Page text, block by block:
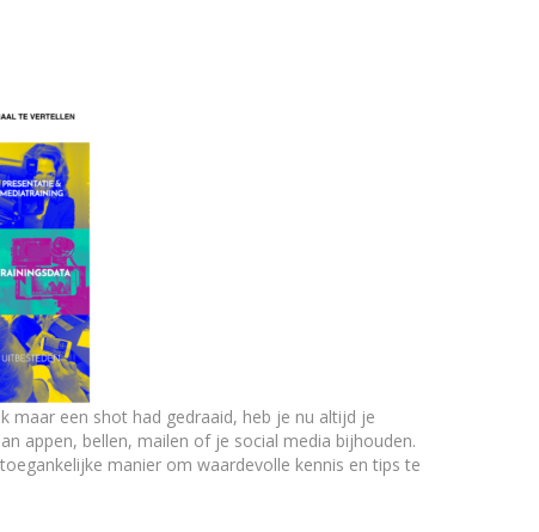
een shot had gedraaid, heb je nu altijd je
appen, bellen, mailen of je social media bijhouden.
manier om waardevolle kennis en tips te